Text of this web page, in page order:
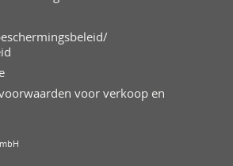
voor verkoop en